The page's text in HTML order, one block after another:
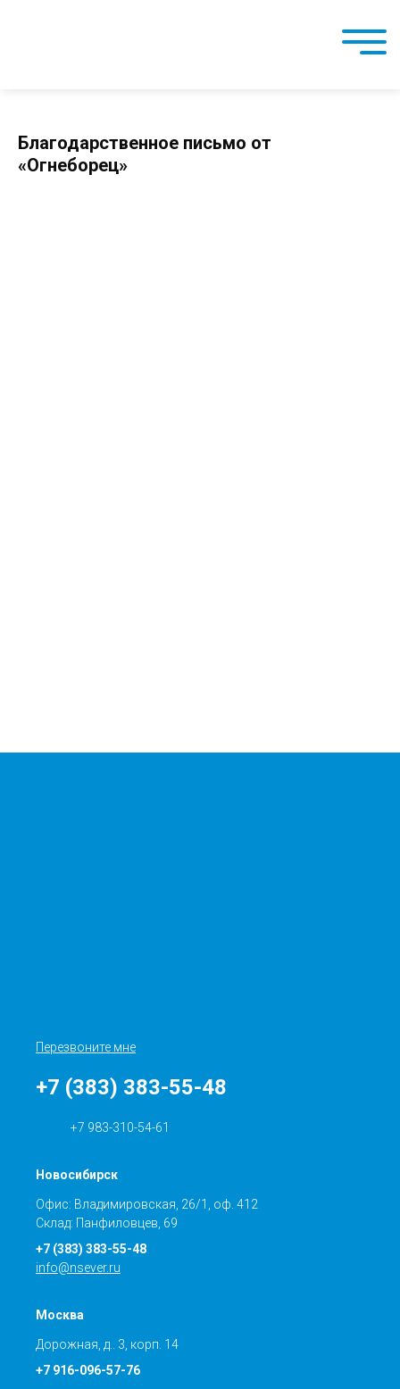
Благодарственное письмо от
«Огнеборец»
Перезвоните мне
+7 (383) 383-55-48
+7 983-310-54-61
Новосибирск
Офис: Владимировская, 26/1, оф. 412
Склад: Панфиловцев, 69
+7 (383) 383-55-48
info@nsever.ru
Москва
Дорожная, д.. 3, корп. 14
+7 916-096-57-76